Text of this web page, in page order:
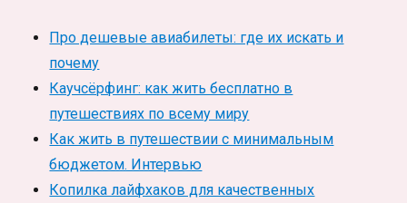
Про дешевые авиабилеты: где их искать и
почему
Каучсёрфинг: как жить бесплатно в
путешествиях по всему миру
Как жить в путешествии с минимальным
бюджетом. Интервью
Копилка лайфхаков для качественных